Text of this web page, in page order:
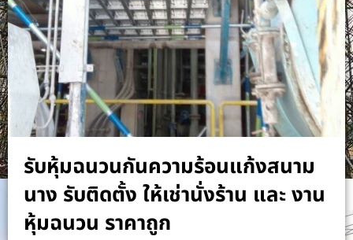
รับหุ้มฉนวนกันความร้อนแก้งสนาม
นาง รับติดตั้ง ให้เช่านั่งร้าน และ งาน
หุ้มฉนวน ราคาถูก